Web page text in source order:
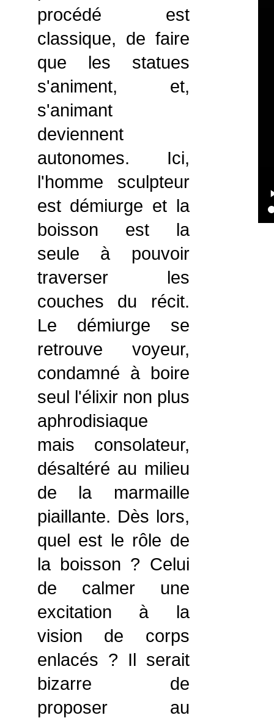
procédé est
classique, de faire
que les statues
s'animent, et,
s'animant
deviennent
autonomes. Ici,
l'homme sculpteur
est démiurge et la
boisson est la
seule à pouvoir
traverser les
couches du récit.
Le démiurge se
retrouve voyeur,
condamné à boire
seul l'élixir non plus
aphrodisiaque
mais consolateur,
désaltéré au milieu
de la marmaille
piaillante. Dès lors,
quel est le rôle de
la boisson ? Celui
de calmer une
excitation à la
vision de corps
enlacés ? Il serait
bizarre de
proposer au